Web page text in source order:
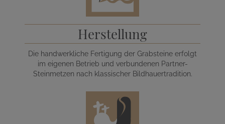
Herstellung
Die handwerkliche Fertigung der Grabsteine erfolgt
im eigenen Betrieb und verbundenen Partner-
Steinmetzen nach klassischer Bildhauertradition.